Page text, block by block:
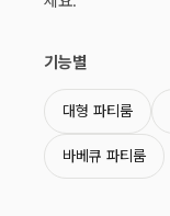
기능별
대형 파티룸
바베큐 파티룸